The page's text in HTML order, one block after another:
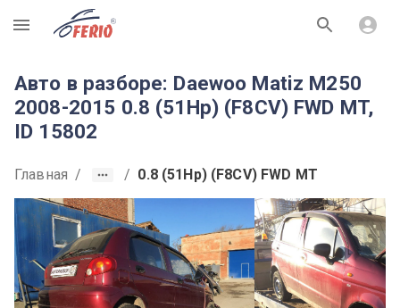
R
Авто в разборе: Daewoo Matiz M250
2008-2015 0.8 (51Hp) (F8CV) FWD MT,
ID 15802
Главная / / 0.8 (51Hp) (F8CV) FWD MT